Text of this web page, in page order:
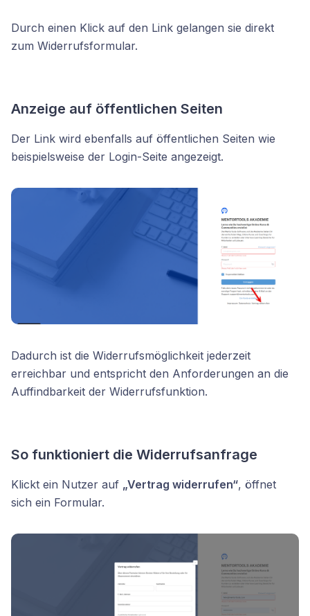
Durch einen Klick auf den Link gelangen sie direkt
zum Widerrufsformular.
Anzeige auf öffentlichen Seiten
Der Link wird ebenfalls auf öffentlichen Seiten wie
beispielsweise der Login-Seite angezeigt.
Dadurch ist die Widerrufsmöglichkeit jederzeit
erreichbar und entspricht den Anforderungen an die
Auffindbarkeit der Widerrufsfunktion.
So funktioniert die Widerrufsanfrage
Klickt ein Nutzer auf „Vertrag widerrufen“, öffnet
sich ein Formular.